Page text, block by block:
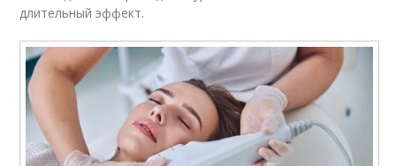
длительный эффект.